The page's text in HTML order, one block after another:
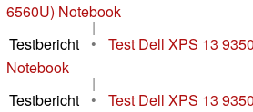
6560U) Notebook
|
Testbericht
•
Test Dell XPS 13
Notebook
|
Testbericht
•
Test Dell XPS 13